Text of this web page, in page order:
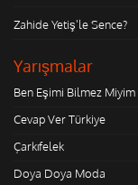
Zahide Yetiş'le Sence?
Yarışmalar
Ben Eşimi Bilmez Miyim
Cevap Ver Türkiye
Çarkıfelek
Doya Doya Moda